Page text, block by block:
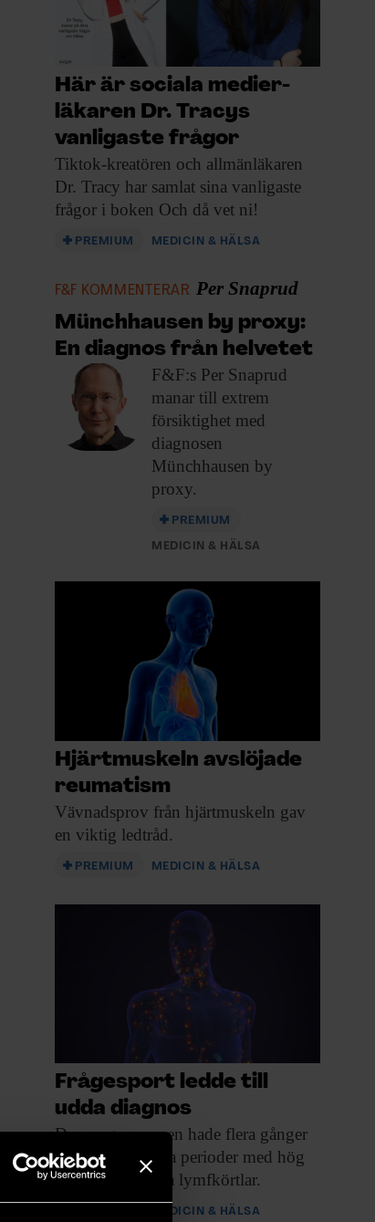
Här är sociala medier-
läkaren Dr. Tracys
vanligaste frågor
Tiktok-kreatören och allmänläkaren
Dr. Tracy har samlat sina vanligaste
frågor i boken Och då vet ni!
PREMIUM MEDICIN & HÄLSA
F&F KOMMENTERAR Per Snaprud
Münchhausen by proxy:
En diagnos från helvetet
F&F:s Per Snaprud
manar till extrem
försiktighet med
diagnosen
Münchhausen by
proxy.
PREMIUM
MEDICIN & HÄLSA
Hjärtmuskeln avslöjade
reumatism
Vävnadsprov från hjärtmuskeln gav
en viktig ledtråd.
PREMIUM MEDICIN & HÄLSA
Frågesport ledde till
udda diagnos
Den unga mannen hade flera gånger
drabbats av långa perioder med hög
feber och svullna lymfkörtlar.
MEDICIN & HÄLSA